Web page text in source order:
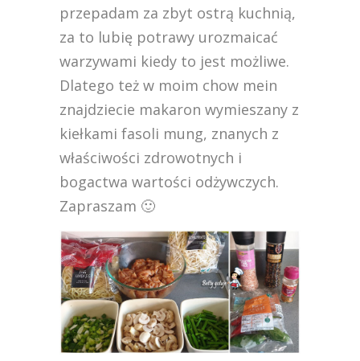
przepadam za zbyt ostrą kuchnią,
za to lubię potrawy urozmaicać
warzywami kiedy to jest możliwe.
Dlatego też w moim chow mein
znajdziecie makaron wymieszany z
kiełkami fasoli mung, znanych z
właściwości zdrowotnych i
bogactwa wartości odżywczych.
Zapraszam 🙂